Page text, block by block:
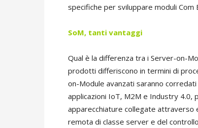
specifiche per sviluppare moduli Com
SoM, tanti vantaggi
Qual è la differenza tra i Server-on-
prodotti differiscono in termini di
on-Module avanzati saranno
applicazioni IoT, M2M e Industry 4.0,
apparecchiature collegate attraverso
remota di classe server e del